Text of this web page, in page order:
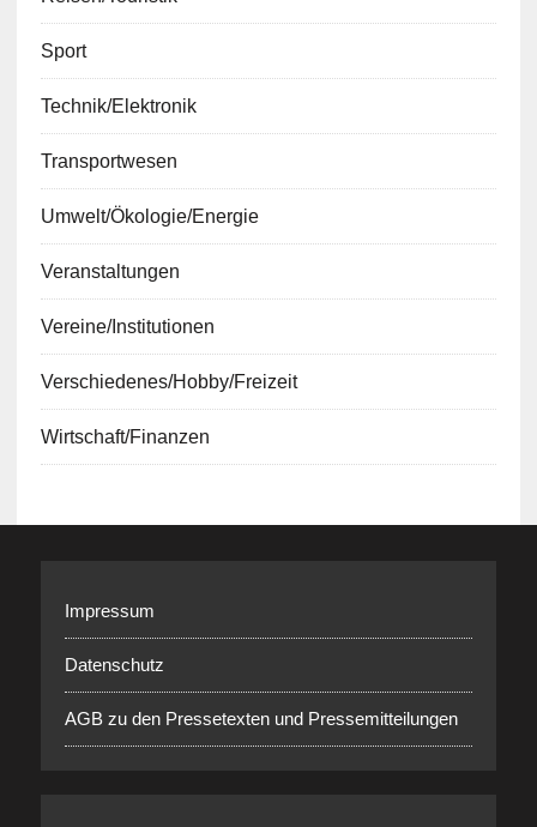
Sport
Technik/Elektronik
Transportwesen
Umwelt/Ökologie/Energie
Veranstaltungen
Vereine/Institutionen
Verschiedenes/Hobby/Freizeit
Wirtschaft/Finanzen
Impressum
Datenschutz
AGB zu den Pressetexten und Pressemitteilungen